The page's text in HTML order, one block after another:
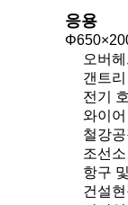
응용
오버
갠트
전기
와이어
철강
조선소
항구
건설